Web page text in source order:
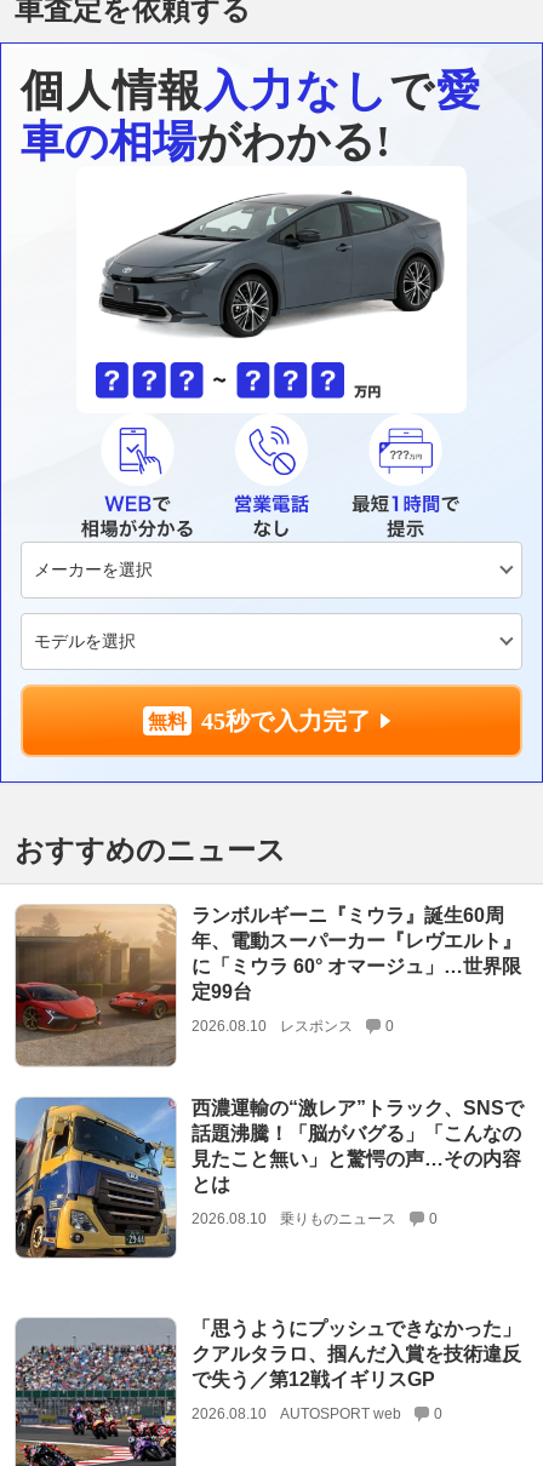
車査定を依頼する
個人情報入力なしで愛
車の相場がわかる!
45秒で入力完了
おすすめのニュース
ランボルギーニ『ミウラ』誕生60周
年、電動スーパーカー『レヴエルト』
に「ミウラ 60° オマージュ」…世界限
定99台
2026.08.10 レスポンス 0
西濃運輸の“激レア”トラック、SNSで
話題沸騰！「脳がバグる」「こんなの
見たこと無い」と驚愕の声…その内容
とは
2026.08.10 乗りものニュース 0
「思うようにプッシュできなかった」
クアルタラロ、掴んだ入賞を技術違反
で失う／第12戦イギリスGP
2026.08.10 AUTOSPORT web 0